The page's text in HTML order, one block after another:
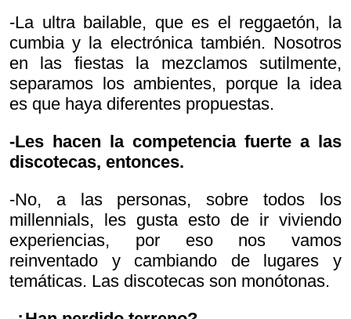
-La ultra bailable, que es el reggaetón, la
cumbia y la electrónica también. Nosotros
en las fiestas la mezclamos sutilmente,
separamos los ambientes, porque la idea
es que haya diferentes propuestas.
-Les hacen la competencia fuerte a las
discotecas, entonces.
-No, a las personas, sobre todos los
millennials, les gusta esto de ir viviendo
experiencias, por eso nos vamos
reinventado y cambiando de lugares y
temáticas. Las discotecas son monótonas.